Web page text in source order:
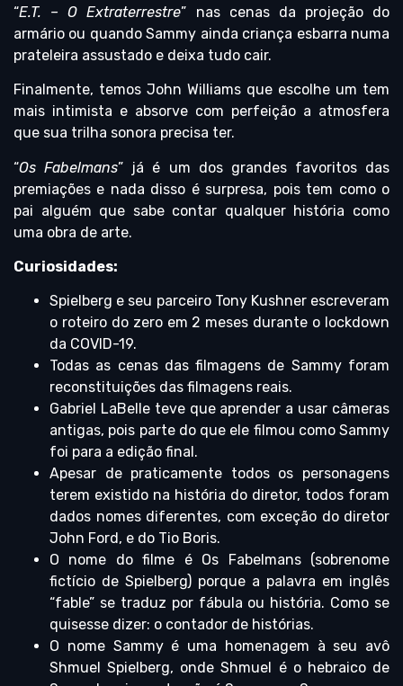
“E.T. – O Extraterrestre” nas cenas da projeção do
armário ou quando Sammy ainda criança esbarra numa
prateleira assustado e deixa tudo cair.
Finalmente, temos John Williams que escolhe um tem
mais intimista e absorve com perfeição a atmosfera
que sua trilha sonora precisa ter.
“Os Fabelmans” já é um dos grandes favoritos das
premiações e nada disso é surpresa, pois tem como o
pai alguém que sabe contar qualquer história como
uma obra de arte.
Curiosidades:
Spielberg e seu parceiro Tony Kushner escreveram
o roteiro do zero em 2 meses durante o lockdown
da COVID-19.
Todas as cenas das filmagens de Sammy foram
reconstituições das filmagens reais.
Gabriel LaBelle teve que aprender a usar câmeras
antigas, pois parte do que ele filmou como Sammy
foi para a edição final.
Apesar de praticamente todos os personagens
terem existido na história do diretor, todos foram
dados nomes diferentes, com exceção do diretor
John Ford, e do Tio Boris.
O nome do filme é Os Fabelmans (sobrenome
fictício de Spielberg) porque a palavra em inglês
“fable” se traduz por fábula ou história. Como se
quisesse dizer: o contador de histórias.
O nome Sammy é uma homenagem à seu avô
Shmuel Spielberg, onde Shmuel é o hebraico de